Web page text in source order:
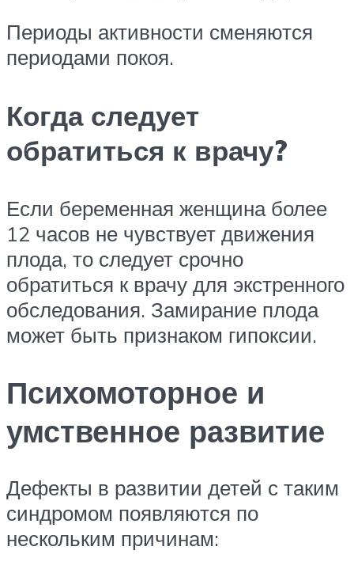
Периоды активности сменяются
периодами покоя.
Когда следует
обратиться к врачу?
Если беременная женщина более
12 часов не чувствует движения
плода, то следует срочно
обратиться к врачу для экстренного
обследования. Замирание плода
может быть признаком гипоксии.
Психомоторное и
умственное развитие
Дефекты в развитии детей с таким
синдромом появляются по
нескольким причинам: